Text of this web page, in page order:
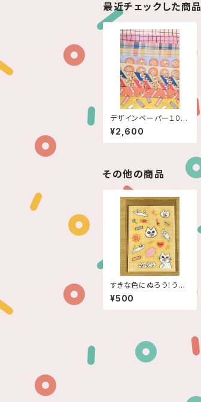
最近チェックした商品
デザインペーパー１０柄
セット（５枚入×１０柄）
¥2,600
その他の商品
すきな色にぬろう！うち
の子柄シール
¥500